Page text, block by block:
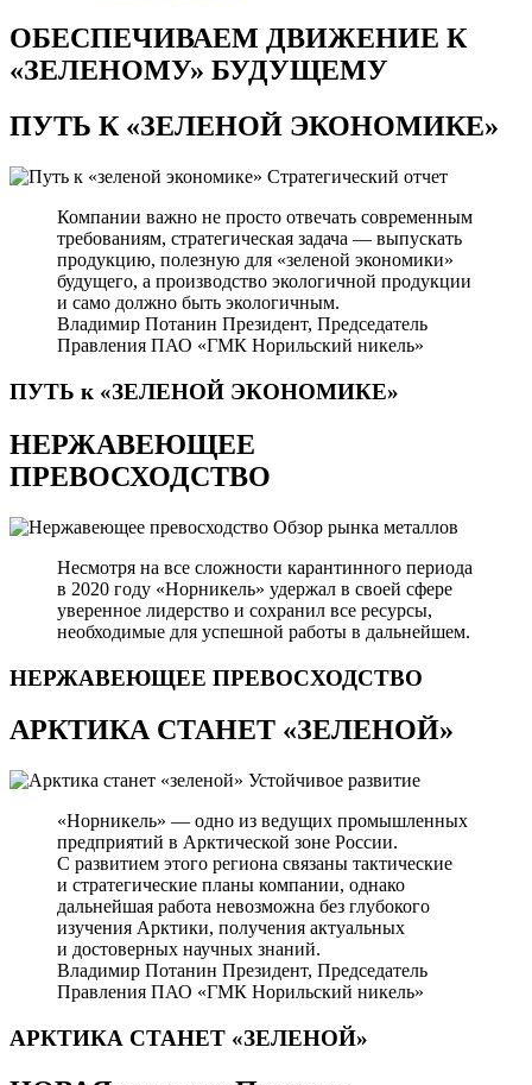
ОБЕСПЕЧИВАЕМ ДВИЖЕНИЕ К
«ЗЕЛЕНОМУ» БУДУЩЕМУ
ПУТЬ К«ЗЕЛЕНОЙ ЭКОНОМИКЕ»
Стратегический отчет
Компании важно не просто отвечать современным
требованиям, стратегическая задача — выпускать
продукцию, полезную для «зеленой экономики»
будущего, а производство экологичной продукции
и само должно быть экологичным.
Владимир Потанин Президент, Председатель
Правления ПАО «ГМК Норильский никель»
ПУТЬ к «ЗЕЛЕНОЙ ЭКОНОМИКЕ»
НЕРЖАВЕЮЩЕЕ
ПРЕВОСХОДСТВО
Обзор рынка металлов
Несмотря на все сложности карантинного периода
в 2020 году «Норникель» удержал в своей сфере
уверенное лидерство и сохранил все ресурсы,
необходимые для успешной работы в дальнейшем.
НЕРЖАВЕЮЩЕЕ ПРЕВОСХОДСТВО
АРКТИКА СТАНЕТ «ЗЕЛЕНОЙ»
Устойчивое развитие
«Норникель» — одно из ведущих промышленных
предприятий в Арктической зоне России.
С развитием этого региона связаны тактические
и стратегические планы компании, однако
дальнейшая работа невозможна без глубокого
изучения Арктики, получения актуальных
и достоверных научных знаний.
Владимир Потанин Президент, Председатель
Правления ПАО «ГМК Норильский никель»
АРКТИКА СТАНЕТ «ЗЕЛЕНОЙ»